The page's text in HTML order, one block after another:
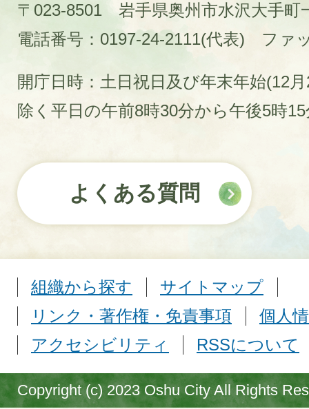
〒023-8501 岩手県奥州市水沢大手町
電話番号：0197-24-2111(代表)
ファ
開庁日時：土日祝日及び年末年始(12
除く平日の午前8時30分から午後5時
よくある質問
組織から探す
サイトマップ
リンク・著作権・免責事項
個人
アクセシビリティ
RSSについて
Copyright (c) 2023 Oshu City All Rights